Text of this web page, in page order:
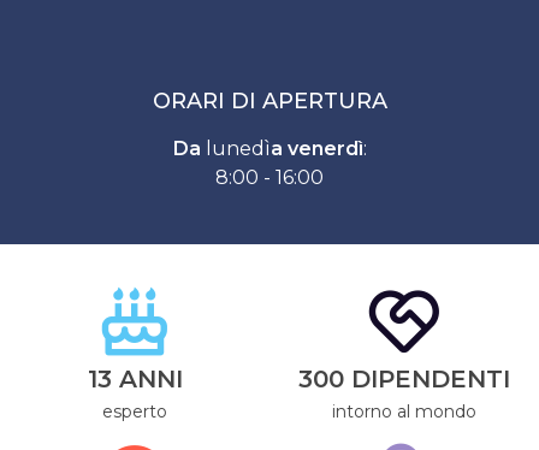
ORARI DI APERTURA
Da lunedìa venerdì:
8:00 - 16:00
13 ANNI
esperto
300 DIPENDENTI
intorno al mondo